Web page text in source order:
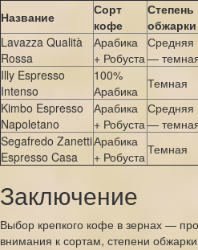
Название
Сорт
кофе
Степень
обжарки
Lavazza Qualità
Rossa
Арабика
+ Робуста
Средняя
—
Illy Espresso
Intenso
100%
Арабика Темная
Kimbo Espresso
Napoletano
Арабика
+ Робуста
Средняя
—
Segafredo Zanetti
Espresso Casa
Арабика
+ РобустаТемная
Заключение
Выбор крепкого кофе в зернах —
внимания к сортам, степени